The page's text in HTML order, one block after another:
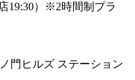
19:30）※2時間制プラ
門ヒルズ ステーション